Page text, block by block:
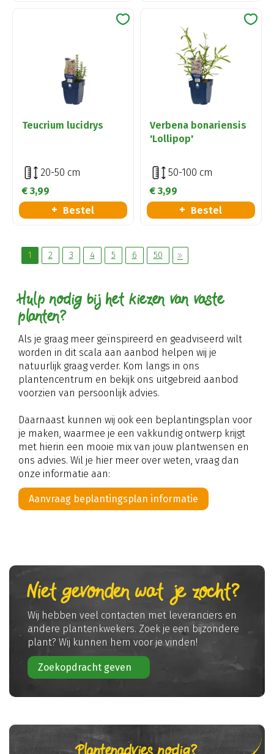
Teucrium lucidrys
20-50 cm
€ 3,99
Bestel
Verbena bonariensis
'Lollipop'
50-100 cm
€ 3,99
Bestel
1 2 3 4 5 6 50
Hulp nodig bij het kiezen van vaste
planten?
Als je graag meer geïnspireerd en geadviseerd wilt
worden in dit scala aan aanbod helpen wij je
natuurlijk graag verder. Kom langs in ons
plantencentrum en bekijk ons uitgebreid aanbod
voorzien van persoonlijk advies.
Daarnaast kunnen wij ook een beplantingsplan voor
je maken, waarmee je een vakkundig ontwerp krijgt
met hierin een mooie mix van jouw plantwensen en
ons advies. Wil je hier meer over weten, vraag dan
onze informatie aan:
Aanvraag beplantingsplan informatie
Niet gevonden wat je zocht?
Wij hebben veel contacten met leveranciers en
andere plantenkwekers. Zoek je een bijzondere
plant? Wij kunnen hem voor je vinden!
Zoekopdracht geven